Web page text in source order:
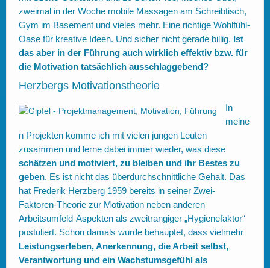
zweimal in der Woche mobile Massagen am Schreibtisch,
Gym im Basement und vieles mehr. Eine richtige Wohlfühl-
Oase für kreative Ideen. Und sicher nicht gerade billig. Ist
das aber in der Führung auch wirklich effektiv bzw. für
die Motivation tatsächlich ausschlaggebend?
Herzbergs Motivationstheorie
In
meine
n Projekten komme ich mit vielen jungen Leuten
zusammen und lerne dabei immer wieder, was diese
schätzen und motiviert, zu bleiben und ihr Bestes zu
geben. Es ist nicht das überdurchschnittliche Gehalt. Das
hat Frederik Herzberg 1959 bereits in seiner Zwei-
Faktoren-Theorie zur Motivation neben anderen
Arbeitsumfeld-Aspekten als zweitrangiger „Hygienefaktor“
postuliert. Schon damals wurde behauptet, dass vielmehr
Leistungserleben, Anerkennung, die Arbeit selbst,
Verantwortung und ein Wachstumsgefühl als